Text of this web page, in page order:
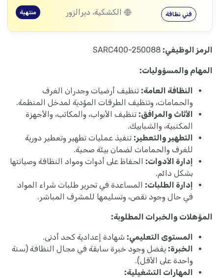
فني نظافة الكشكية، ديرالزور منتهية
الرمز الوظيفي:
المهام والمسؤوليات:
النظافة العامة: تنظيف أرضيات وجدران الغرف
والحمامات، وتنظيف الطرقات المؤدية لمدخل المنظمة.
الأثاث والمرافق: تنظيف الأبواب، والمكاتب، والأجهزة
المكتبية، والشبابيك.
التطهير والتعطير: تنفيذ عمليات تطهير وتعطير دورية
للغرف والحمامات لضمان بيئة صحية.
إدارة الأدوات: الحفاظ على أدوات ومواد النظافة وصيانتها
بشكل دائم.
إدارة الطلبات: المساعدة في تحرير طلبات شراء المواد
في حال وجود نقص، وتسليمها للمشرف المباشر.
المؤهلات والخبرات المطلوبة:
المستوى التعليمي: شهادة إعدادية كحد أدنى.
الخبرة: يفضل وجود خبرة سابقة في مجال النظافة (سنة
واحدة على الأقل).
المهارات التشغيلية: